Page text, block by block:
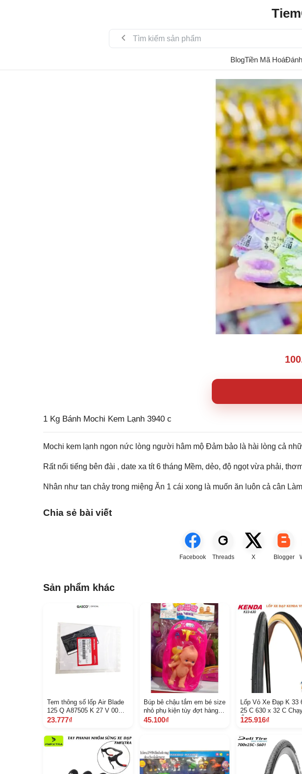
BlogTiền Mã Hoá
1 Kg Bánh Mochi Kem Lạnh 3940 c
Mochi kem lạnh ngon nức lòng người hâm mộ Đảm bảo là hài lòng cả
Rất nổi tiếng bên đài , date xa tít 6 tháng Mềm, dẻo, độ ngọt vừa phải,
Nhân như tan chảy trong miệng Ăn 1 cái xong là muốn ăn luôn cả cân
Chia sẻ bài viết
Facebook Threads X Blogger
Sản phẩm khác
Tem thông số lốp Air Blade
125 Q A87505 K 27 V 00
1136
23.777₫
Búp bê chậu tắm em bé size
nhỏ phụ kiện tùy đợt hàng
về
45.100₫
Lốp Vỏ Xe Đạp K 33
25 C 630 x 32 C
Ổn Định
125.916₫